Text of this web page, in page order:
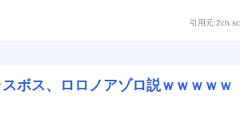
引用元:2ch.sc
ボス、ロロノアゾロ説ｗｗｗｗｗ